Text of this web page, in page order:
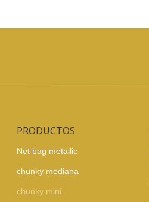
PRODUCTOS
Net bag metallic
chunky mediana
chunky mini